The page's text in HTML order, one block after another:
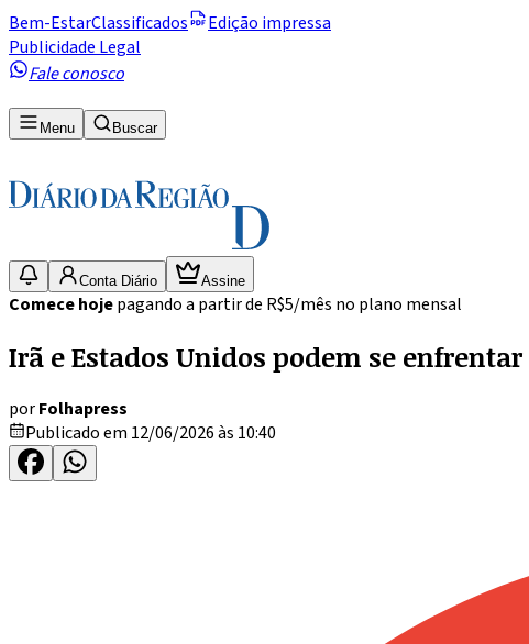
Bem-EstarClassificados
Edição impressa
Publicidade Legal
Fale conosco
Menu Buscar
Conta Diário Assine
Comece hojepagando a partir de R$5/mês no plano mensal
Irã e Estados Unidos podem se
porFolhapress
Publicado em 12/06/2026 às 10:40